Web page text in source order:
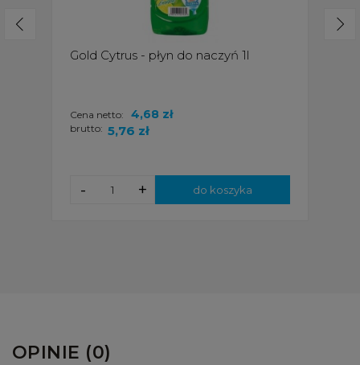
Gold Cytrus - płyn do naczyń 1l
brutto: 5,76 zł
Cena netto: 4,68 zł
+
- do koszyka
OPINIE (0)